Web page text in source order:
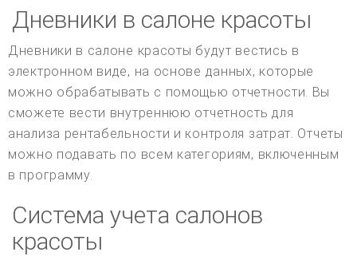
Дневники в салоне красоты
Дневники в салоне красоты будут вестись в
электронном виде, на основе данных, которые
можно обрабатывать с помощью отчетности. Вы
сможете вести внутреннюю отчетность для
анализа рентабельности и контроля затрат. Отчеты
можно подавать по всем категориям, включенным
в программу.
Система учета салонов
красоты